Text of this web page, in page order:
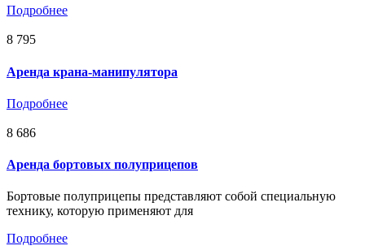
Подробнее
8 795
Аренда крана-манипулятора
Подробнее
8 686
Аренда бортовых полуприцепов
Бортовые полуприцепы представляют собой специальную
технику, которую применяют для
Подробнее